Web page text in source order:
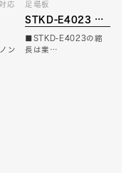
応
ン
STKD-E4023 ブ
ージ
足場板
■STKD-E4023の縮
長は業…